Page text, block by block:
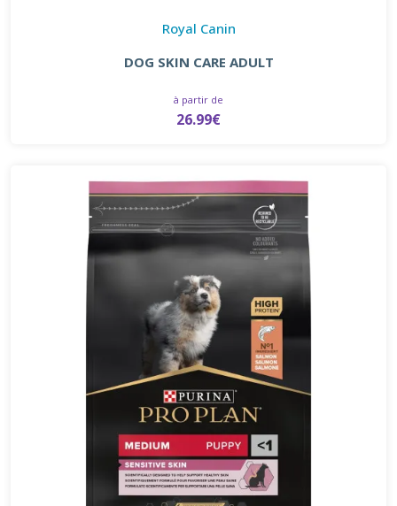
Royal Canin
DOG SKIN CARE ADULT
à partir de
26.99€